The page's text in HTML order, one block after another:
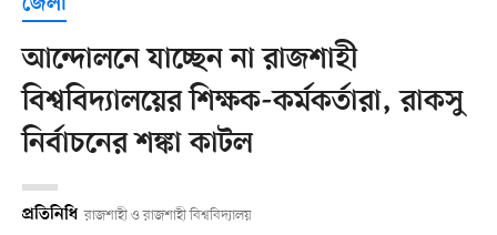
আন্দোলনে যাচ্ছেন না রাজশাহী
বিশ্ববিদ্যালয়ের শিক্ষক-কর্মকর্তারা, রাকসু
নির্বাচনের শঙ্কা কাটল
প্রতিনিধি রাজশাহী ও রাজশাহী বিশ্ববিদ্যালয়